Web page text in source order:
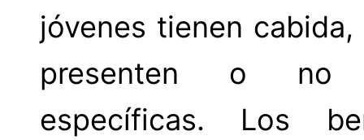
jóvenes tienen
presenten o no
específicas. Los